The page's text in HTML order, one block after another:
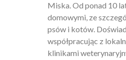
Miska. Od ponad 10
domowymi, ze
psów i kotów.
współpracując z
klinikami